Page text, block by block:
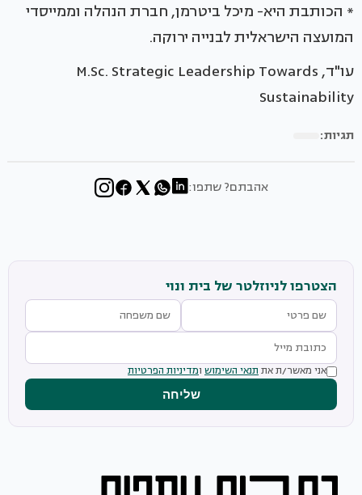
* הכותבת היא- מיכל ביטרמן, חברת הנהלה וממייסדי
המועצה הישראלית לבנייה ירוקה.
עו"ד, M.Sc. Strategic Leadership Towards
Sustainability
תגיות:
אהבתם? שתפו:
הצטרפו לניוזלטר של בית ונוי
אני מאשר/ת את תנאי השימוש ומדיניות הפרטיות
שליחה